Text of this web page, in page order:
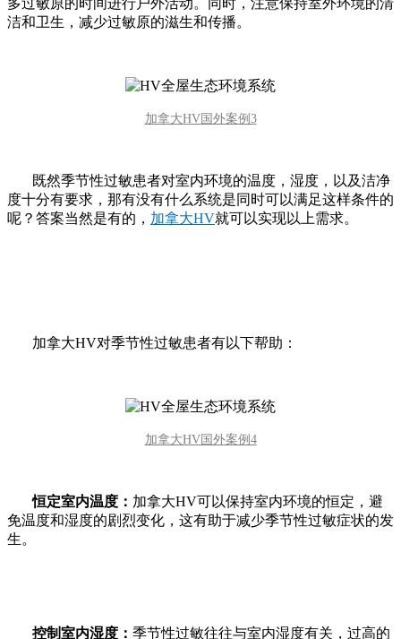
洁和卫生，减少过敏原的滋生和传播。
加拿大HV国外案例3
既然季节性过敏患者对室内环境的温度，湿度，以及洁净
度十分有要求，那有没有什么系统是同时可以满足这样条件的
呢？答案当然是有的， 加拿大HV就可以实现以上需求。
加拿大HV对季节性过敏患者有以下帮助：
加拿大HV国外案例4
恒定室内温度： 加拿大HV可以保持室内环境的恒定，避
免温度和湿度的剧烈变化，这有助于减少季节性过敏症状的发
生。
控制室内湿度： 季节性过敏往往与室内湿度有关，过高的